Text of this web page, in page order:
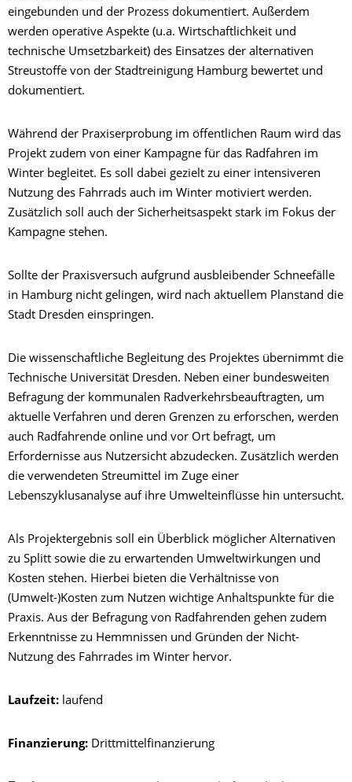
eingebunden und der Prozess dokumentiert. Außerdem
werden operative Aspekte (u.a. Wirtschaftlichkeit und
technische Umsetzbarkeit) des Einsatzes der alternativen
Streustoffe von der Stadtreinigung Hamburg bewertet und
dokumentiert.
Während der Praxiserprobung im öffentlichen Raum wird das
Projekt zudem von einer Kampagne für das Radfahren im
Winter begleitet. Es soll dabei gezielt zu einer intensiveren
Nutzung des Fahrrads auch im Winter motiviert werden.
Zusätzlich soll auch der Sicherheitsaspekt stark im Fokus der
Kampagne stehen.
Sollte der Praxisversuch aufgrund ausbleibender Schneefälle
in Hamburg nicht gelingen, wird nach aktuellem Planstand die
Stadt Dresden einspringen.
Die wissenschaftliche Begleitung des Projektes übernimmt die
Technische Universität Dresden. Neben einer bundesweiten
Befragung der kommunalen Radverkehrsbeauftragten, um
aktuelle Verfahren und deren Grenzen zu erforschen, werden
auch Radfahrende online und vor Ort befragt, um
Erfordernisse aus Nutzersicht abzudecken. Zusätzlich werden
die verwendeten Streumittel im Zuge einer
Lebenszyklusanalyse auf ihre Umwelteinflüsse hin untersucht.
Als Projektergebnis soll ein Überblick möglicher Alternativen
zu Splitt sowie die zu erwartenden Umweltwirkungen und
Kosten stehen. Hierbei bieten die Verhältnisse von
(Umwelt-)Kosten zum Nutzen wichtige Anhaltspunkte für die
Praxis. Aus der Befragung von Radfahrenden gehen zudem
Erkenntnisse zu Hemmnissen und Gründen der Nicht-
Nutzung des Fahrrades im Winter hervor.
Laufzeit: laufend
Finanzierung: Drittmittelfinanzierung